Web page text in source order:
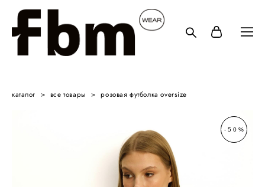
каталог > все товары > розовая футболка oversize
-50%